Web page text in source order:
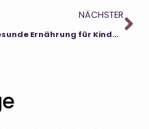
NÄCHSTER
Gesunde Ernährung für Kinder: Beratung bietet Hilfe bei Essproblemen